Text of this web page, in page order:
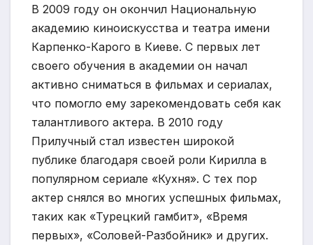
В 2009 году он окончил Национальную
академию киноискусства и театра имени
Карпенко-Карого в Киеве. С первых лет
своего обучения в академии он начал
активно сниматься в фильмах и сериалах,
что помогло ему зарекомендовать себя как
талантливого актера. В 2010 году
Прилучный стал известен широкой
публике благодаря своей роли Кирилла в
популярном сериале «Кухня». С тех пор
актер снялся во многих успешных фильмах,
таких как «Турецкий гамбит», «Время
первых», «Соловей-Разбойник» и других.